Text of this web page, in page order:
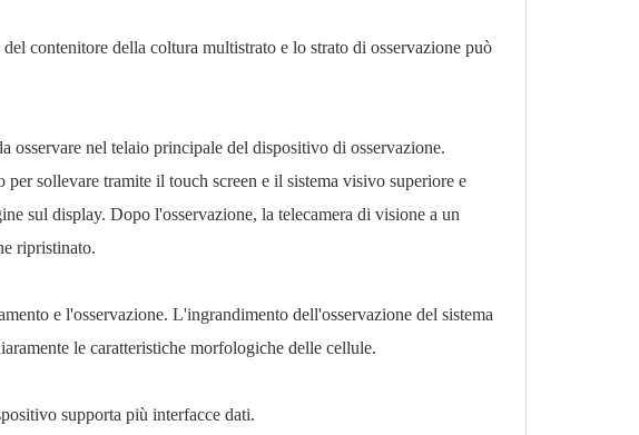
contenitore della coltura multistrato e lo strato di osservazione può
osservare nel telaio principale del dispositivo di osservazione.
sollevare tramite il touch screen e il sistema visivo superiore e
sul display. Dopo l'osservazione, la telecamera di visione a un
ripristinato.
e l'osservazione. L'ingrandimento dell'osservazione del sistema
le caratteristiche morfologiche delle cellule.
supporta più interfacce dati.